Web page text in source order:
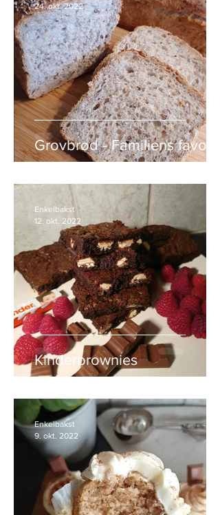
Grovbrød - Familiens favoritt
24. okt. 2022
Kinderbrownies
Enkelbakst
12. okt. 2022
Enkelbakst
9. okt. 2022